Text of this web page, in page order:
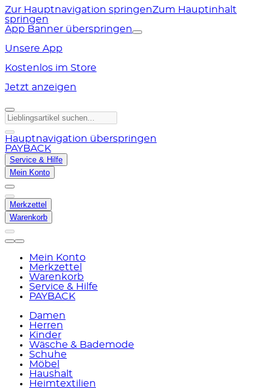
Zur Hauptnavigation springenZum Hauptinhalt
springen
App Banner überspringen
Unsere App
Kostenlos im Store
Jetzt anzeigen
Hauptnavigation überspringen
PAYBACK
Service & Hilfe
Mein Konto
Merkzettel
Warenkorb
Mein Konto
Merkzettel
Warenkorb
Service & Hilfe
PAYBACK
Damen
Herren
Kinder
Wäsche & Bademode
Schuhe
Möbel
Haushalt
Heimtextilien